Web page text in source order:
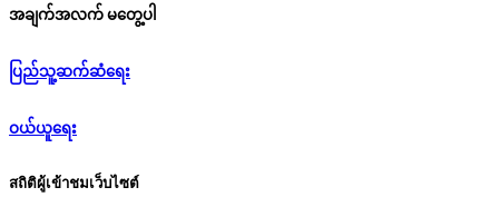
အချက်အလက် မတွေ့ပါ
ပြည်သူ့ဆက်ဆံရေး
ဝယ်ယူရေး
สถิติผู้เข้าชมเว็บไซต์